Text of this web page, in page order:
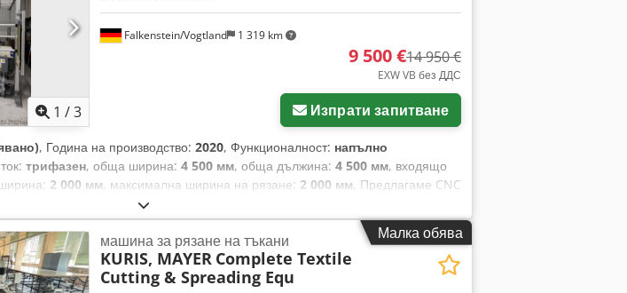
1 /3
Falkenstein/Vogtland 1 319 km
9 500 €14 950 €
EXW VB без ДДС
Изпрати запитване
, Година на производство: 2020, Функционалност: напълно
трифазен, обща ширина: 4 500 мм, обща дължина: 4 500 мм, входящо
2 000 мм, максимална ширина на рязане: 2 000 мм, Предлагаме CNC
за единично рязане на текстил и кожа. Със съответната система за
по избор да се разпознават форми и дизайни и да се изрязват с висока
и работи безупречно! Dedpjyx I Duofx Afqock
Малка обява
машина за рязане на тъкани
KURIS, MAYER Complete Textile
Cutting & Spreading Equ